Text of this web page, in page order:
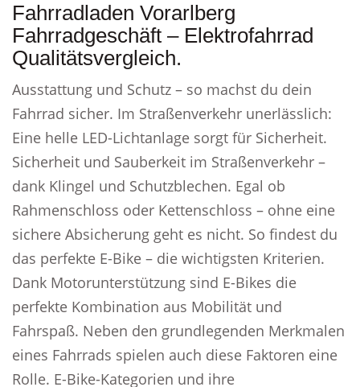
Fahrradladen Vorarlberg
Fahrradgeschäft – Elektrofahrrad
Qualitätsvergleich.
Ausstattung und Schutz – so machst du dein
Fahrrad sicher. Im Straßenverkehr unerlässlich:
Eine helle LED-Lichtanlage sorgt für Sicherheit.
Sicherheit und Sauberkeit im Straßenverkehr –
dank Klingel und Schutzblechen. Egal ob
Rahmenschloss oder Kettenschloss – ohne eine
sichere Absicherung geht es nicht. So findest du
das perfekte E-Bike – die wichtigsten Kriterien.
Dank Motorunterstützung sind E-Bikes die
perfekte Kombination aus Mobilität und
Fahrspaß. Neben den grundlegenden Merkmalen
eines Fahrrads spielen auch diese Faktoren eine
Rolle. E-Bike-Kategorien und ihre